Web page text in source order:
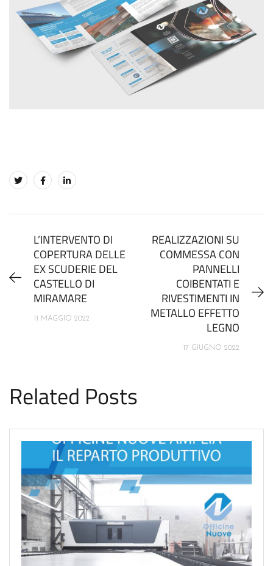
L’INTERVENTO DI
COPERTURA DELLE
EX SCUDERIE DEL
CASTELLO DI
MIRAMARE
11 MAGGIO 2022
REALIZZAZIONI SU
COMMESSA CON
PANNELLI
COIBENTATI E
RIVESTIMENTI IN
METALLO EFFETTO
LEGNO
17 GIUGNO 2022
Related Posts